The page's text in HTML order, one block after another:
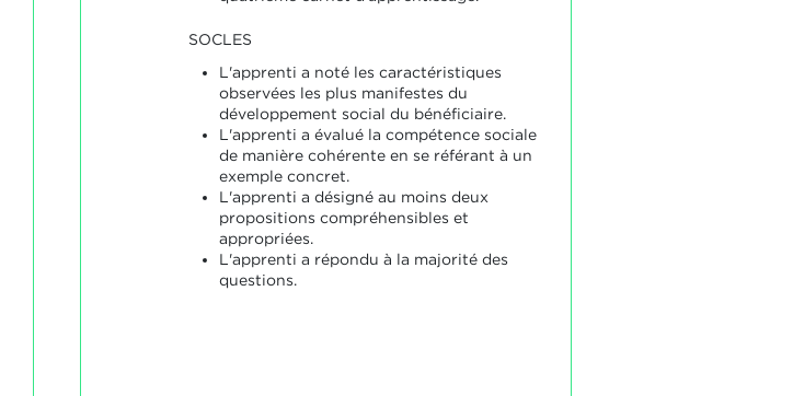
SOCLES
L'apprenti a noté les caractéristiques
observées les plus manifestes du
développement social du bénéficiaire.
L'apprenti a évalué la compétence sociale
de manière cohérente en se référant à un
exemple concret.
L'apprenti a désigné au moins deux
propositions compréhensibles et
appropriées.
L'apprenti a répondu à la majorité des
questions.